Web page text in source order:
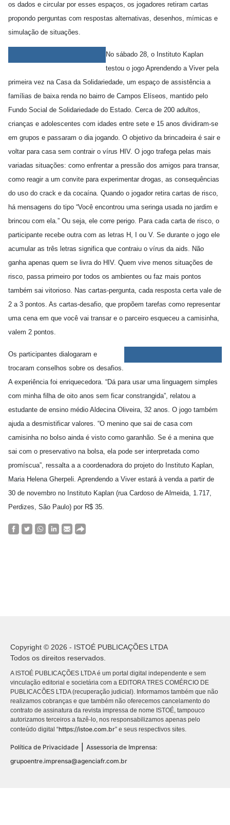
os dados e circular por esses espaços, os jogadores retiram cartas
propondo perguntas com respostas alternativas, desenhos, mímicas e
simulação de situações.
No sábado 28, o Instituto Kaplan
testou o jogo Aprendendo a Viver pela
primeira vez na Casa da Solidariedade, um espaço de assistência a
famílias de baixa renda no bairro de Campos Elíseos, mantido pelo
Fundo Social de Solidariedade do Estado. Cerca de 200 adultos,
crianças e adolescentes com idades entre sete e 15 anos dividiram-se
em grupos e passaram o dia jogando. O objetivo da brincadeira é sair e
voltar para casa sem contrair o vírus HIV. O jogo trafega pelas mais
variadas situações: como enfrentar a pressão dos amigos para transar,
como reagir a um convite para experimentar drogas, as consequências
do uso do crack e da cocaína. Quando o jogador retira cartas de risco,
há mensagens do tipo “Você encontrou uma seringa usada no jardim e
brincou com ela.” Ou seja, ele corre perigo. Para cada carta de risco, o
participante recebe outra com as letras H, I ou V. Se durante o jogo ele
acumular as três letras significa que contraiu o vírus da aids. Não
ganha apenas quem se livra do HIV. Quem vive menos situações de
risco, passa primeiro por todos os ambientes ou faz mais pontos
também sai vitorioso. Nas cartas-pergunta, cada resposta certa vale de
2 a 3 pontos. As cartas-desafio, que propõem tarefas como representar
uma cena em que você vai transar e o parceiro esqueceu a camisinha,
valem 2 pontos.
Os participantes dialogaram e
trocaram conselhos sobre os desafios.
A experiência foi enriquecedora. “Dá para usar uma linguagem simples
com minha filha de oito anos sem ficar constrangida”, relatou a
estudante de ensino médio Aldecina Oliveira, 32 anos. O jogo também
ajuda a desmistificar valores. “O menino que sai de casa com
camisinha no bolso ainda é visto como garanhão. Se é a menina que
sai com o preservativo na bolsa, ela pode ser interpretada como
promíscua”, ressalta a a coordenadora do projeto do Instituto Kaplan,
Maria Helena Gherpeli. Aprendendo a Viver estará à venda a partir de
30 de novembro no Instituto Kaplan (rua Cardoso de Almeida, 1.717,
Perdizes, São Paulo) por R$ 35.
Copyright © 2026 - ISTOÉ PUBLICAÇÕES LTDA
Todos os direitos reservados.
A ISTOÉ PUBLICAÇÕES LTDA é um portal digital independente e sem
vinculação editorial e societária com a EDITORA TRES COMÉRCIO DE
PUBLICACÕES LTDA (recuperação judicial). Informamos também que não
realizamos cobranças e que também não oferecemos cancelamento do
contrato de assinatura da revista impressa de nome ISTOÉ, tampouco
autorizamos terceiros a fazê-lo, nos responsabilizamos apenas pelo
conteúdo digital “https://istoe.com.br” e seus respectivos sites.
Política de Privacidade
Assessoria de Imprensa:
grupoentre.imprensa@agenciafr.com.br